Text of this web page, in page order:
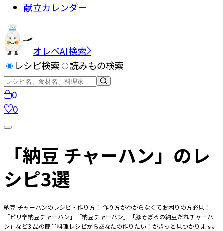
献立カレンダー
オレペAI検索
レシピ検索
読みもの検索
0
0
「納豆 チャーハン」のレ
シピ3選
納豆 チャーハンのレシピ・作り方！ 作り方がわからなくてお困りの方必見！
「ピリ辛納豆チャーハン」「納豆チャーハン」「豚そぼろの納豆だれチャーハ
ン」など3 品の簡単料理レシピからあなたの作りたい！がきっと見つかります。